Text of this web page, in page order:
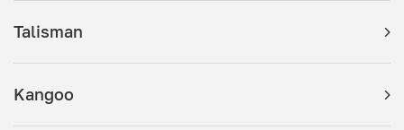
Talisman
Kangoo